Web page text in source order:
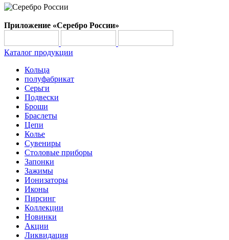
Приложение «Серебро России»
Каталог продукции
Кольца
полуфабрикат
Серьги
Подвески
Броши
Браслеты
Цепи
Колье
Сувениры
Столовые приборы
Запонки
Зажимы
Ионизаторы
Иконы
Пирсинг
Коллекции
Новинки
Акции
Ликвидация